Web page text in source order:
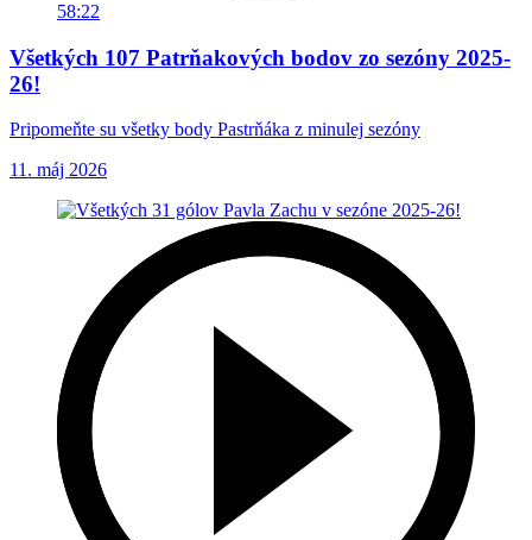
58:22
Všetkých 107 Patrňakových bodov zo sezóny 2025-
26!
Pripomeňte su všetky body Pastrňáka z minulej sezóny
11. máj 2026